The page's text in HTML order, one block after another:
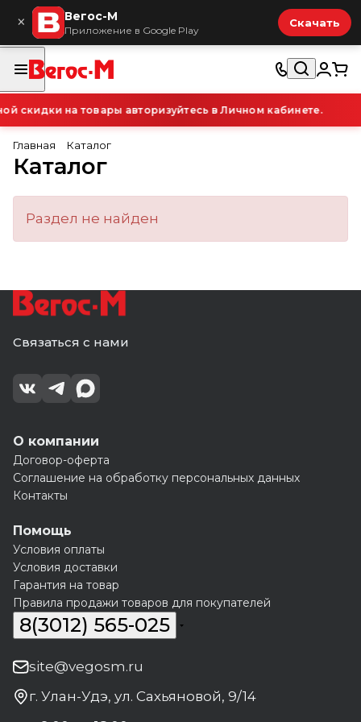
× Вегос-М
Приложение в Google Play
Скачать
скидки на товары авторизуйтесь в Личном кабинете.
Главная Каталог
Каталог
Раздел не найден
Связаться с нами
О компании
Договор-оферта
Соглашение на обработку персональных данных
Контакты
Помощь
Условия оплаты
Условия доставки
Гарантия на товар
Правила продажи товаров для покупателей
8(3012) 565-025
site@vegosm.ru
г. Улан-Удэ, ул. Сахьяновой, 9/14